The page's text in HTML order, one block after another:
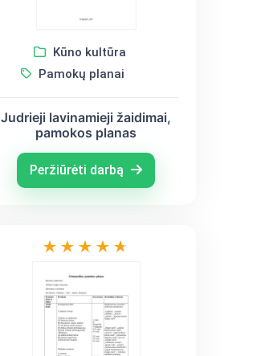
Kūno kultūra
Pamokų planai
Judrieji lavinamieji žaidimai,
pamokos planas
Peržiūrėti darbą